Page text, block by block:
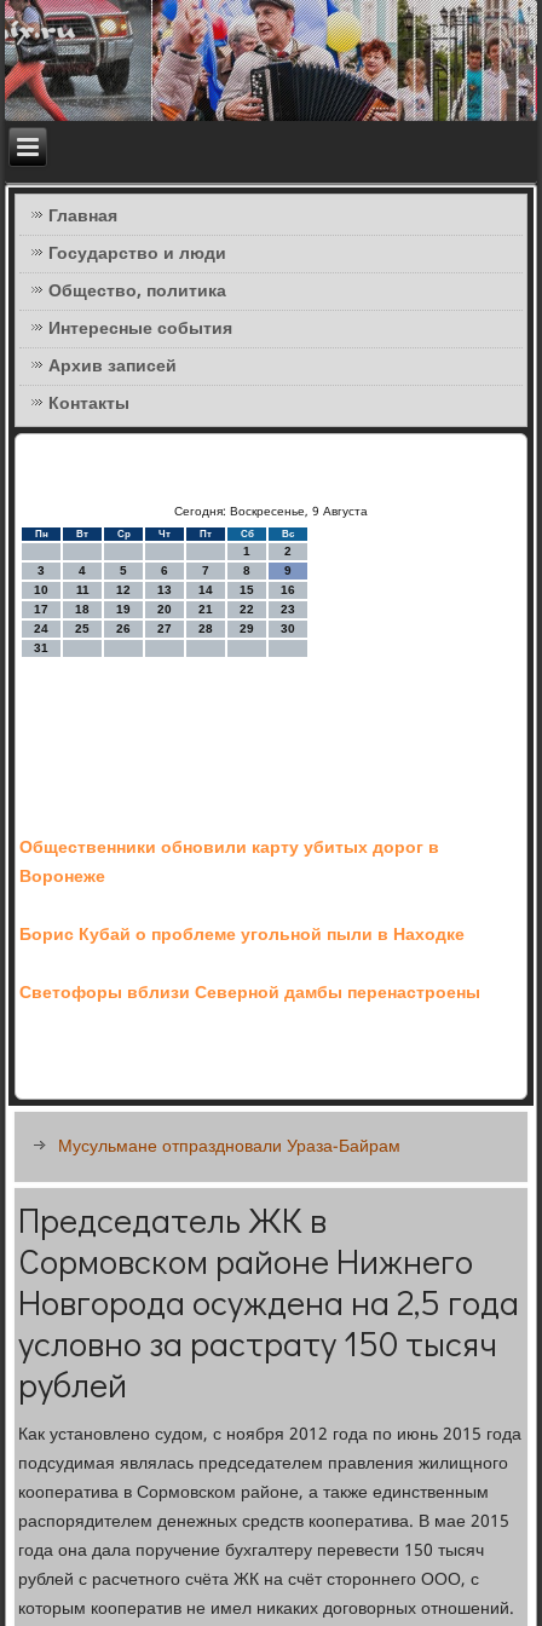
Главная
Государство и люди
Общество, политика
Интересные события
Архив записей
Контакты
Сегодня: Воскресенье, 9 Августа
Пн Вт Ср Чт Пт Сб Вс
1
2
3
4 5 6 7 8
9
10
11 12 13 14 15
16
17
18 19 20 21 22
23
24
25 26 27 28 29
30
31
Общественники обновили карту убитых дорог в
Воронеже
Борис Кубай о проблеме угольной пыли в Находке
Светофоры вблизи Северной дамбы перенастроены
Мусульмане отпраздновали Ураза-Байрам
Председатель ЖК в
Сормовском районе Нижнего
Новгорода осуждена на 2,5 года
условно за растрату 150 тысяч
рублей
Как установлено судом, с ноября 2012 года по июнь 2015 года
подсудимая являлась председателем правления жилищного
кооператива в Сормовском районе, а также единственным
распорядителем денежных средств кооператива. В мае 2015
года она дала поручение бухгалтеру перевести 150 тысяч
рублей с расчетного счёта ЖК на счёт стороннего ООО, с
которым кооператив не имел никаких договорных отношений.